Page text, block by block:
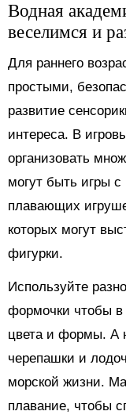
Водная
веселимся и
Для раннего
простыми,
развитие
интереса. В
организовать
могут быть игры
плавающих
которых могут
фигурки.
Используйте
формочки чтобы в
цвета и формы. А
черепашки и
морской жизни.
плавание, чтобы